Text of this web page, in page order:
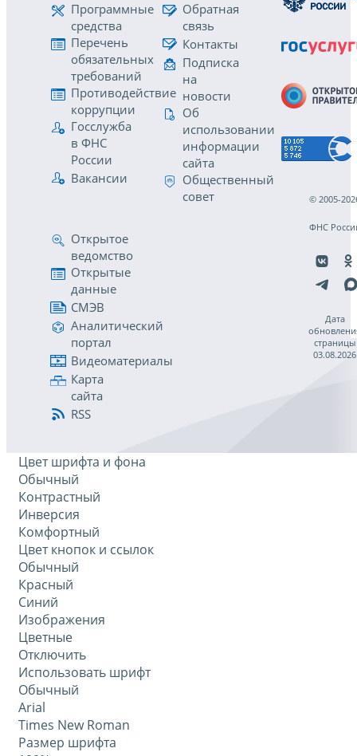
Программные
средства
Перечень
обязательных
требований
Противодействие
коррупции
Госслужба
в ФНС
России
Вакансии
Обратная
связь
Контакты
Подписка
на
новости
Об
использовании
информации
сайта
Общественный
совет
Открытое
ведомство
Открытые
данные
СМЭВ
Аналитический
портал
Видеоматериалы
Карта
сайта
RSS
© 2005-
ФНС
Дата
страницы
03.08.2026
Цвет шрифта и фона
Обычный
Контрастный
Инверсия
Комфортный
Цвет кнопок и ссылок
Обычный
Красный
Синий
Изображения
Цветные
Отключить
Использовать шрифт
Обычный
Arial
Times New Roman
Размер шрифта